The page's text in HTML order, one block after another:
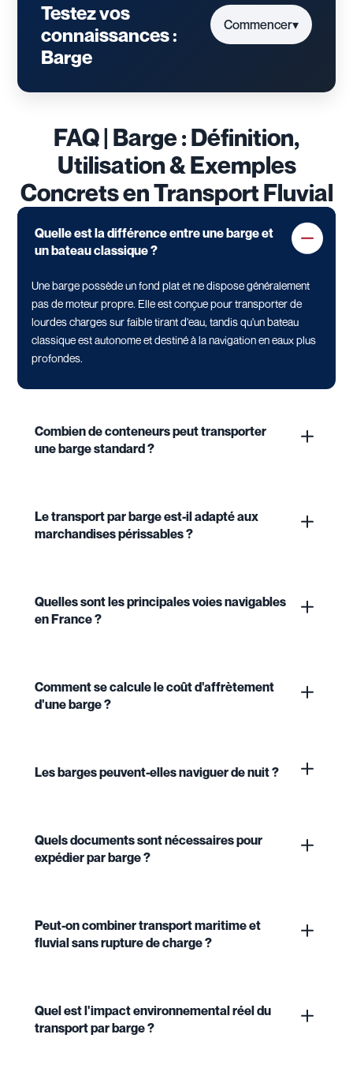
Testez vos
connaissances :
Barge
Commencer▾
FAQ | Barge : Définition,
Utilisation & Exemples
Concrets en Transport Fluvial
Quelle est la différence entre une barge et
un bateau classique ?
Une barge possède un fond plat et ne dispose généralement
pas de moteur propre. Elle est conçue pour transporter de
lourdes charges sur faible tirant d'eau, tandis qu'un bateau
classique est autonome et destiné à la navigation en eaux plus
profondes.
Combien de conteneurs peut transporter
une barge standard ?
Le transport par barge est-il adapté aux
marchandises périssables ?
Quelles sont les principales voies navigables
en France ?
Comment se calcule le coût d'affrètement
d'une barge ?
Les barges peuvent-elles naviguer de nuit ?
Quels documents sont nécessaires pour
expédier par barge ?
Peut-on combiner transport maritime et
fluvial sans rupture de charge ?
Quel est l'impact environnemental réel du
transport par barge ?